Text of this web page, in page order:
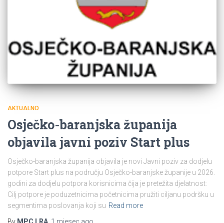
AKTUALNO
Osječko-baranjska županija
objavila javni poziv Start plus
Osječko-baranjska županija objavila je novi Javni poziv za dodjelu
potpore Start plus na području Osječko-baranjske županije u 2026.
godini za dodjelu potpora korisnicima čija je pretežita djelatnost:
Cilj potpore je poduzetnicima početnicima pružiti ciljanu podršku u
segmentima poslovanja koji su Read more